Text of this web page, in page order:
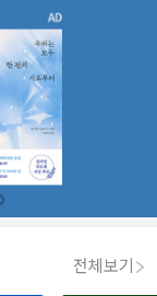
전체보기